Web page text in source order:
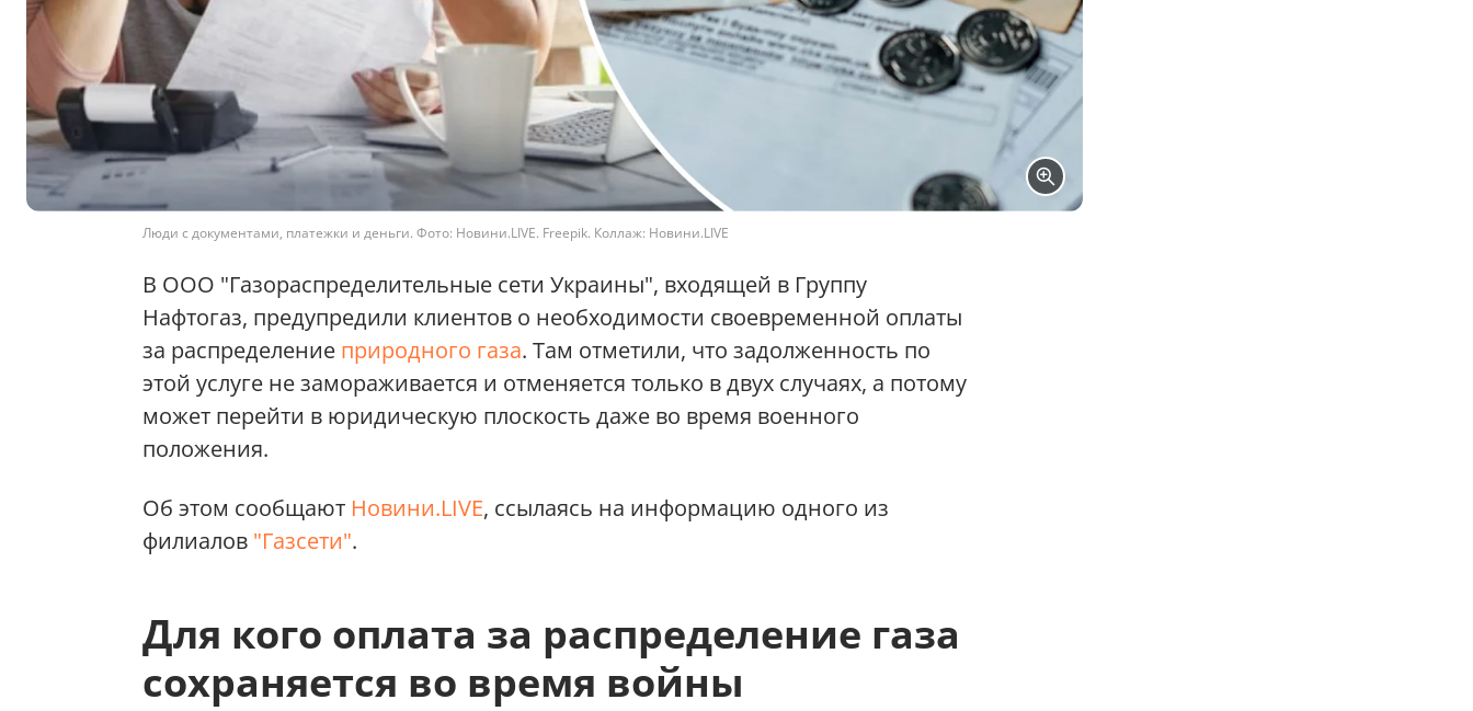
Люди с документами, платежки и деньги. Фото: Новини.LIVE. Freepik. Коллаж: Новини.LIVE
В ООО "Газораспределительные сети Украины", входящей в Группу
Нафтогаз, предупредили клиентов о необходимости своевременной оплаты
за распределение природного газа. Там отметили, что задолженность по
этой услуге не замораживается и отменяется только в двух случаях, а потому
может перейти в юридическую плоскость даже во время военного
положения.
Об этом сообщают Новини.LIVE, ссылаясь на информацию одного из
филиалов "Газсети".
Для кого оплата за распределение газа
сохраняется во время войны